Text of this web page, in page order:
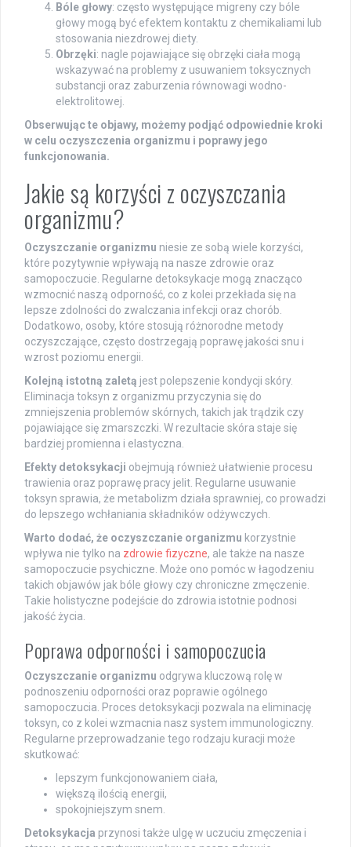
Bóle głowy: często występujące migreny czy bóle
głowy mogą być efektem kontaktu z chemikaliami lub
stosowania niezdrowej diety.
Obrzęki: nagle pojawiające się obrzęki ciała mogą
wskazywać na problemy z usuwaniem toksycznych
substancji oraz zaburzenia równowagi wodno-
elektrolitowej.
Obserwując te objawy, możemy podjąć odpowiednie kroki
w celu oczyszczenia organizmu i poprawy jego
funkcjonowania.
Jakie są korzyści z oczyszczania
organizmu?
Oczyszczanie organizmu niesie ze sobą wiele korzyści,
które pozytywnie wpływają na nasze zdrowie oraz
samopoczucie. Regularne detoksykacje mogą znacząco
wzmocnić naszą odporność, co z kolei przekłada się na
lepsze zdolności do zwalczania infekcji oraz chorób.
Dodatkowo, osoby, które stosują różnorodne metody
oczyszczające, często dostrzegają poprawę jakości snu i
wzrost poziomu energii.
Kolejną istotną zaletą jest polepszenie kondycji skóry.
Eliminacja toksyn z organizmu przyczynia się do
zmniejszenia problemów skórnych, takich jak trądzik czy
pojawiające się zmarszczki. W rezultacie skóra staje się
bardziej promienna i elastyczna.
Efekty detoksykacji obejmują również ułatwienie procesu
trawienia oraz poprawę pracy jelit. Regularne usuwanie
toksyn sprawia, że metabolizm działa sprawniej, co prowadzi
do lepszego wchłaniania składników odżywczych.
Warto dodać, że oczyszczanie organizmu korzystnie
wpływa nie tylko na zdrowie fizyczne, ale także na nasze
samopoczucie psychiczne. Może ono pomóc w łagodzeniu
takich objawów jak bóle głowy czy chroniczne zmęczenie.
Takie holistyczne podejście do zdrowia istotnie podnosi
jakość życia.
Poprawa odporności i samopoczucia
Oczyszczanie organizmu odgrywa kluczową rolę w
podnoszeniu odporności oraz poprawie ogólnego
samopoczucia. Proces detoksykacji pozwala na eliminację
toksyn, co z kolei wzmacnia nasz system immunologiczny.
Regularne przeprowadzanie tego rodzaju kuracji może
skutkować:
lepszym funkcjonowaniem ciała,
większą ilością energii,
spokojniejszym snem.
Detoksykacja przynosi także ulgę w uczuciu zmęczenia i